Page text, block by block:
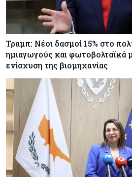
Τραμπ: Νέοι δασμοί 15% στο
ημιαγωγούς και φωτοβολταϊκά
ενίσχυση της βιομηχανίας